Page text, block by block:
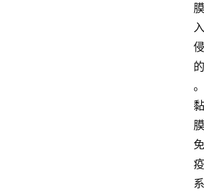
膜
入
侵
的
。
黏
膜
免
疫
系